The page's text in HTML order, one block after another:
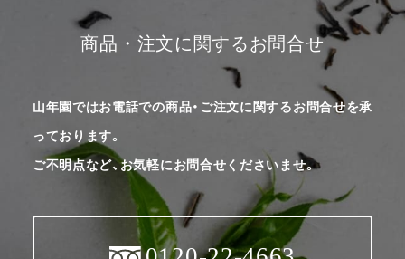
商品・注文に関するお問合せ
山年園ではお電話での商品・ご注文に関するお問合せを承
っております。
ご不明点など、お気軽にお問合せくださいませ。